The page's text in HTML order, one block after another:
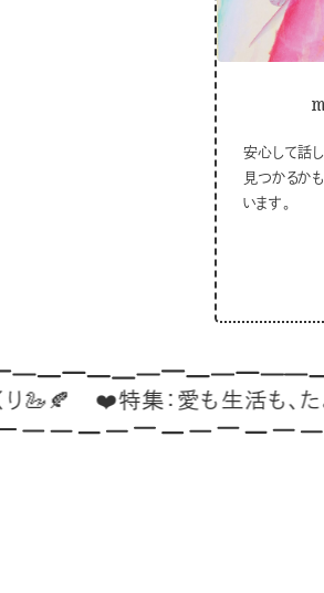
安心して話
見つかるか
います。
❤️特集：愛も生活も、たよりな